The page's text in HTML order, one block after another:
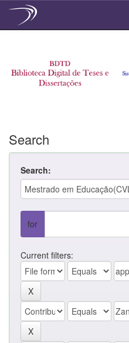
Search
Search:
for
Current filters: